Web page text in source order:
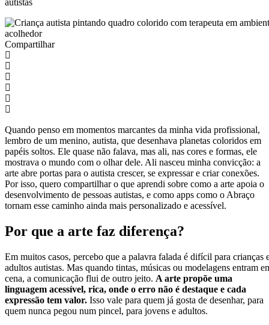
Compartilhar
Quando penso em momentos marcantes da minha vida profissional,
lembro de um menino, autista, que desenhava planetas coloridos em
papéis soltos. Ele quase não falava, mas ali, nas cores e formas, ele
mostrava o mundo com o olhar dele. Ali nasceu minha convicção: a
arte abre portas para o autista crescer, se expressar e criar conexões.
Por isso, quero compartilhar o que aprendi sobre como a arte apoia o
desenvolvimento de pessoas autistas, e como apps como o Abraço
tornam esse caminho ainda mais personalizado e acessível.
Por que a arte faz diferença?
Em muitos casos, percebo que a palavra falada é difícil para crianças
adultos autistas. Mas quando tintas, músicas ou modelagens entram
cena, a comunicação flui de outro jeito. A arte propõe uma
linguagem acessível, rica, onde o erro não é destaque e cada
expressão tem valor. Isso vale para quem já gosta de desenhar, para
quem nunca pegou num pincel, para jovens e adultos.